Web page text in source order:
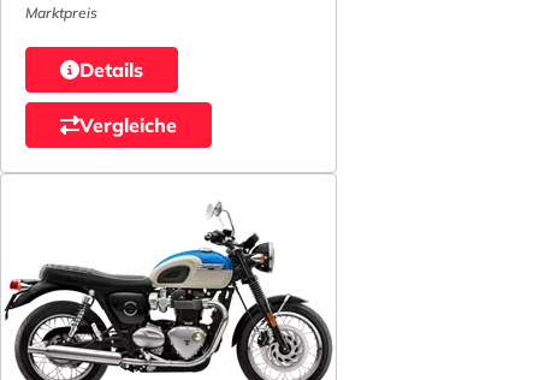
Marktpreis
Details
Vergleiche